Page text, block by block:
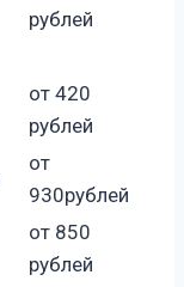
рублей
от 420
рублей
от
930рублей
от 850
рублей